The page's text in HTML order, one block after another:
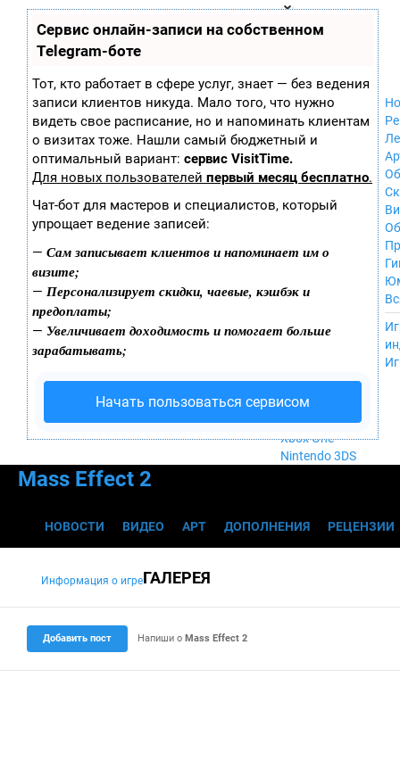
Сервис онлайн-записи на собственном
Telegram-боте
Тот, кто работает в сфере услуг, знает — без ведения
записи клиентов никуда. Мало того, что нужно
видеть свое расписание, но и напоминать клиентам
о визитах тоже. Нашли самый бюджетный и
оптимальный вариант: сервис VisitTime.
Для новых пользователей первый месяц бесплатно.
Чат-бот для мастеров и специалистов, который
упрощает ведение записей:
— Сам записывает клиентов и напоминает им о
визите;
— Персонализирует скидки, чаевые, кэшбэк и
предоплаты;
— Увеличивает доходимость и помогает больше
зарабатывать;
Начать пользоваться сервисом
играх
ла
ор
ы
Xbox 360
Nintendo Wii
Nintendo
GameCube
PlayStation
PlayStation 3
Nintendo 64
Sega Dreamcast
Nintendo DS
iOS
Sega Mega Drive
Mobile
Nintendo Wii U
PlayStation 4
Xbox One
Nintendo 3DS
Mass Effect 2
НОВОСТИ ВИДЕО АРТ ДОПОЛНЕНИЯ РЕЦЕНЗИИ
Информация о игреГАЛЕРЕЯ
Добавить пост Напиши о Mass Effect 2